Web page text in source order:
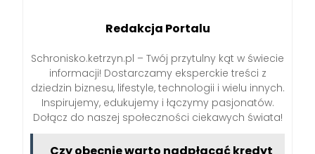
Redakcja Portalu
Schronisko.ketrzyn.pl – Twój przytulny kąt w świecie
informacji! Dostarczamy eksperckie treści z
dziedzin biznesu, lifestyle, technologii i wielu innych.
Inspirujemy, edukujemy i łączymy pasjonatów.
Dołącz do naszej społeczności ciekawych świata!